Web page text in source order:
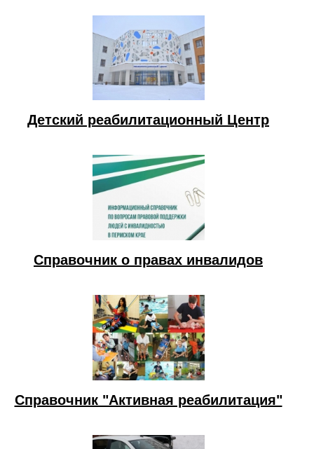
Детский реабилитационный Центр
Справочник о правах инвалидов
Справочник "Активная реабилитация"